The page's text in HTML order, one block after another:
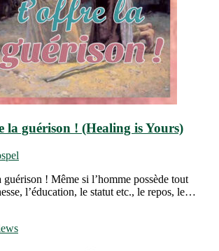
la guérison ! (Healing is Yours)
! Même si l’homme possède tout
l’éducation, le statut etc., le repos, le…